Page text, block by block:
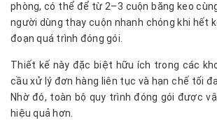
phòng, có thể để từ 2–3 cuộn băng keo
người dùng thay cuộn nhanh chóng khi hết
đoạn quá trình đóng gói.
Thiết kế này đặc biệt hữu ích trong các
cầu xử lý đơn hàng liên tục và hạn chế tối
Nhờ đó, toàn bộ quy trình đóng gói được
hiệu quả hơn.